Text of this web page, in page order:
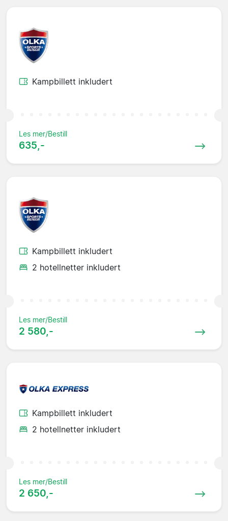
Kampbillett inkludert
Les mer/Bestill
635,-
Kampbillett inkludert
2 hotellnetter inkludert
Les mer/Bestill
2 580,-
Kampbillett inkludert
2 hotellnetter inkludert
Les mer/Bestill
2 650,-